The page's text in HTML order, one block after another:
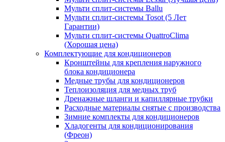
Мульти сплит-системы Ballu
Мульти сплит-системы Tosot (5 Лет
Гарантии)
Мульти сплит-системы QuattroClima
(Хорошая цена)
Комплектующие для кондиционеров
Кронштейны для крепления наружного
блока кондиционера
Медные трубы для кондиционеров
Теплоизоляция для медных труб
Дренажные шланги и капиллярные трубки
Расходные материалы снятые с производства
Зимние комплекты для кондиционеров
Хладогенты для кондиционирования
(Фреон)